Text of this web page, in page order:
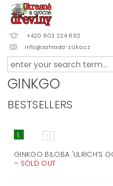
+420 603 224 892
info@zahrada-zizka.cz
GINKGO
BESTSELLERS
1.
GINKGO BILOBA 'ULRICH’S
– SOLD OUT